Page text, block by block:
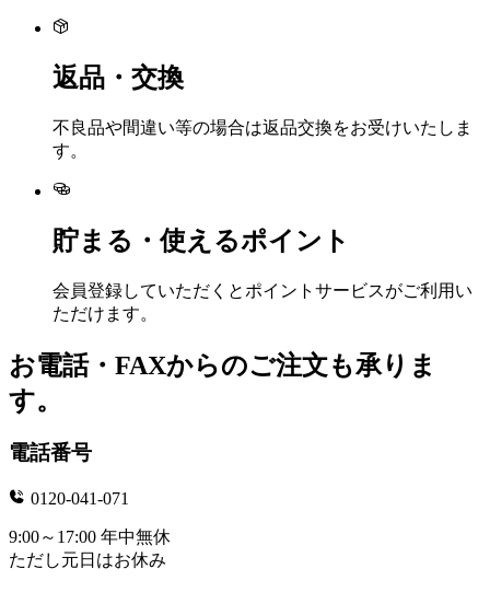
返品・交換
不良品や間違い等の場合は返品交換をお受けいたしま
す。
貯まる・使えるポイント
会員登録していただくとポイントサービスがご利用い
ただけます。
お電話・FAXからのご注文も承りま
す。
電話番号
0120-041-071
9:00～17:00 年中無休
ただし元日はお休み